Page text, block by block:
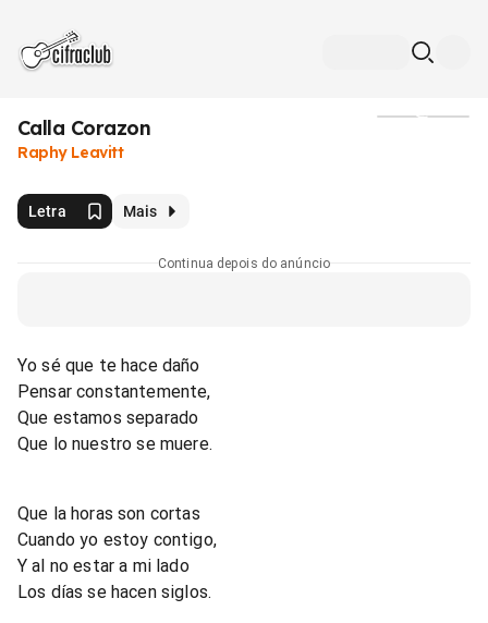
Calla Corazon
Raphy Leavitt
Letra Mais
Continua depois do anúncio
Yo sé que te hace daño
Pensar constantemente,
Que estamos separado
Que lo nuestro se muere.
Que la horas son cortas
Cuando yo estoy contigo,
Y al no estar a mi lado
Los días se hacen siglos.